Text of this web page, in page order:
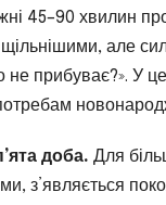
45–90 хвилин
щільнішими, але
не прибуває?». У
доба. Для
з’являється